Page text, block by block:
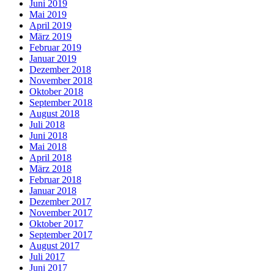
Juni 2019
Mai 2019
April 2019
März 2019
Februar 2019
Januar 2019
Dezember 2018
November 2018
Oktober 2018
September 2018
August 2018
Juli 2018
Juni 2018
Mai 2018
April 2018
März 2018
Februar 2018
Januar 2018
Dezember 2017
November 2017
Oktober 2017
September 2017
August 2017
Juli 2017
Juni 2017